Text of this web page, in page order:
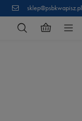
sklep@psbkwapisz.pl